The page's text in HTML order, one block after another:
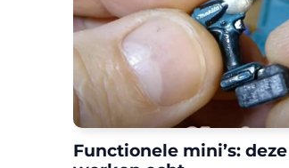
Functionele mini’s: